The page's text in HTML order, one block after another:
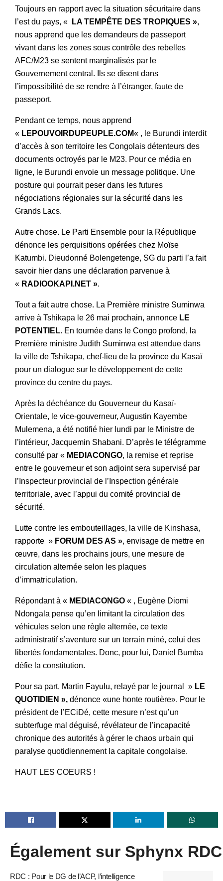
Toujours en rapport avec la situation sécuritaire dans
l’est du pays, «
LA TEMPÊTE DES TROPIQUES »,
nous apprend que les demandeurs de passeport
vivant dans les zones sous contrôle des rebelles
AFC/M23 se sentent marginalisés par le
Gouvernement central. Ils se disent dans
l’impossibilité de se rendre à l’étranger, faute de
passeport.
Pendant ce temps, nous apprend
« LEPOUVOIRDUPEUPLE.COM« , le Burundi interdit
d’accès à son territoire les Congolais détenteurs des
documents octroyés par le M23. Pour ce média en
ligne, le Burundi envoie un message politique. Une
posture qui pourrait peser dans les futures
négociations régionales sur la sécurité dans les
Grands Lacs.
Autre chose. Le Parti Ensemble pour la République
dénonce les perquisitions opérées chez Moïse
Katumbi. Dieudonné Bolengetenge, SG du parti l’a fait
savoir hier dans une déclaration parvenue à
« RADIOOKAPI.NET ».
Tout a fait autre chose. La Première ministre Suminwa
arrive à Tshikapa le 26 mai prochain, annonce LE
POTENTIEL. En tournée dans le Congo profond, la
Première ministre Judith Suminwa est attendue dans
la ville de Tshikapa, chef-lieu de la province du Kasaï
pour un dialogue sur le développement de cette
province du centre du pays.
Après la déchéance du Gouverneur du Kasaï-
Orientale, le vice-gouverneur, Augustin Kayembe
Mulemena, a été notifié hier lundi par le Ministre de
l’intérieur, Jacquemin Shabani. D’après le télégramme
consulté par « MEDIACONGO, la remise et reprise
entre le gouverneur et son adjoint sera supervisé par
l’Inspecteur provincial de l’Inspection générale
territoriale, avec l’appui du comité provincial de
sécurité.
Lutte contre les embouteillages, la ville de Kinshasa,
rapporte » FORUM DES AS », envisage de mettre en
œuvre, dans les prochains jours, une mesure de
circulation alternée selon les plaques
d’immatriculation.
Répondant à « MEDIACONGO « , Eugène Diomi
Ndongala pense qu’en limitant la circulation des
véhicules selon une règle alternée, ce texte
administratif s’aventure sur un terrain miné, celui des
libertés fondamentales. Donc, pour lui, Daniel Bumba
défie la constitution.
Pour sa part, Martin Fayulu, relayé par le journal » LE
QUOTIDIEN », dénonce «une honte routière». Pour le
président de l’ECiDé, cette mesure n’est qu’un
subterfuge mal déguisé, révélateur de l’incapacité
chronique des autorités à gérer le chaos urbain qui
paralyse quotidiennement la capitale congolaise.
HAUT LES COEURS !
Également sur Sphynx RDC
RDC : Pour le DG de l’ACP, l’intelligence